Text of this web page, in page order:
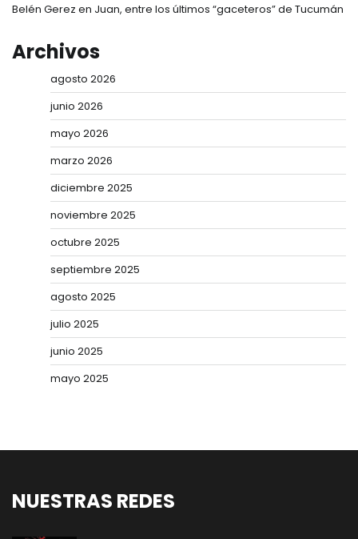
Belén Gerez en Juan, entre los últimos “gaceteros” de Tucumán
Archivos
agosto 2026
junio 2026
mayo 2026
marzo 2026
diciembre 2025
noviembre 2025
octubre 2025
septiembre 2025
agosto 2025
julio 2025
junio 2025
mayo 2025
NUESTRAS REDES